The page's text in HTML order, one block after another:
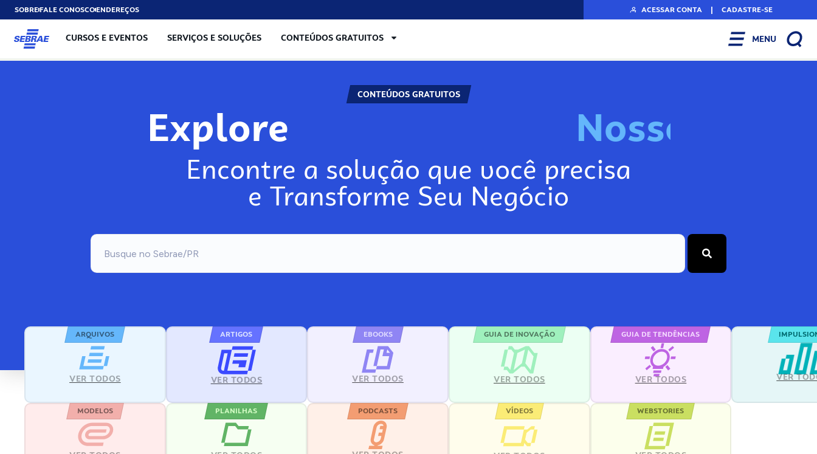
SOBREFALE CONOSCOENDEREÇOS ACESSAR CONTA | CADASTRE-SE
CURSOS E EVENTOS SERVIÇOS E SOLUÇÕES CONTEÚDOS GRATUITOS MENU
CONTEÚDOS GRATUITOS
Explore Nosso
Encontre a solução que você precisa
e Transforme Seu Negócio
ARQUIVOS
VER TODOS
ARTIGOS
VER TODOS
EBOOKS
VER TODOS
GUIA DE INOVAÇÃO
VER TODOS
GUIA DE TENDÊNCIAS
VER TODOS VER
MODELOS PLANILHAS PODCASTS VÍDEOS WEBSTORIES